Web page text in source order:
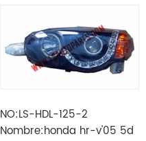
NO:LS-HDL-125-2
Nombre:honda hr-v'05 5d